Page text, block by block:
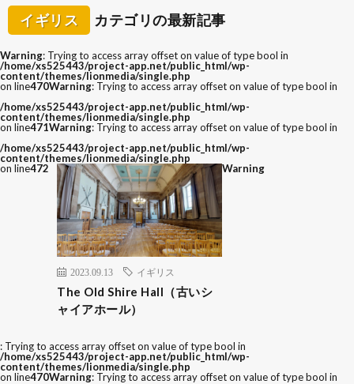
イギリス カテゴリの最新記事
Warning: Trying to access array offset on value of type bool in
/home/xs525443/project-app.net/public_html/wp-
content/themes/lionmedia/single.php
on line470Warning: Trying to access array offset on value of type bool in
/home/xs525443/project-app.net/public_html/wp-
content/themes/lionmedia/single.php
on line471Warning: Trying to access array offset on value of type bool in
/home/xs525443/project-app.net/public_html/wp-
content/themes/lionmedia/single.php
on line472
2023.09.13 イギリス
The Old Shire Hall（古いシ
ャイアホール）
Warning
: Trying to access array offset on value of type bool in
/home/xs525443/project-app.net/public_html/wp-
content/themes/lionmedia/single.php
on line470Warning: Trying to access array offset on value of type bool in